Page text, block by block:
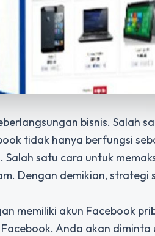
bisnis. Salah
tidak hanya berfungsi
satu cara untuk
Dengan demikian, strategi
memiliki akun Facebook
Anda akan diminta